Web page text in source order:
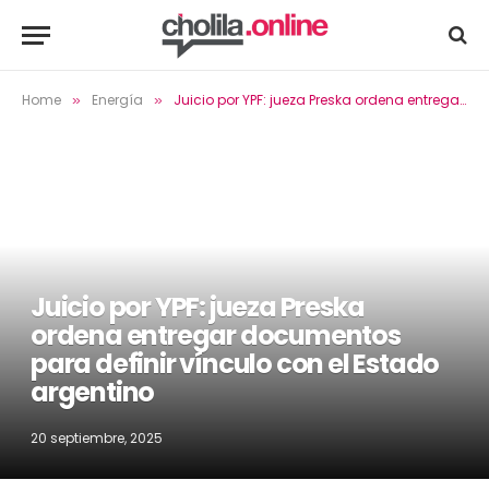
Home » Energía » Juicio por YPF: jueza Preska ordena entregar documentos para definir vínculo con el Estado argentino
Juicio por YPF: jueza Preska
ordena entregar documentos
para definir vínculo con el Estado
argentino
20 septiembre, 2025